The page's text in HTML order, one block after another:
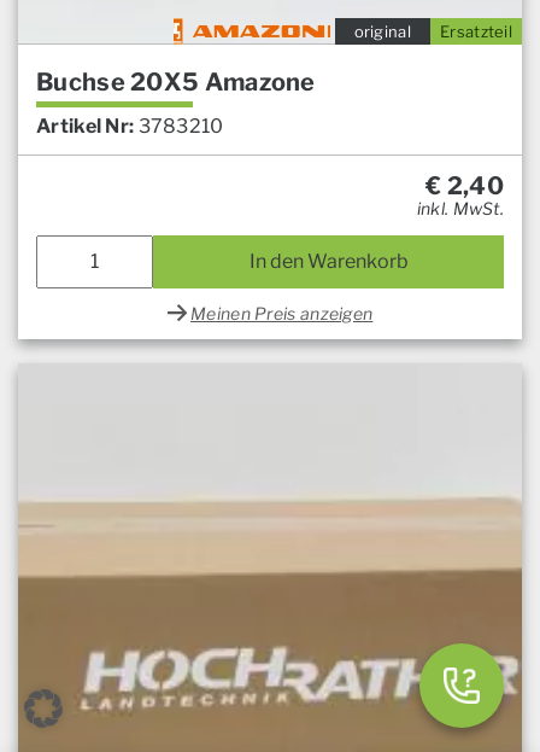
Ersatzteil
original
Buchse 20X5 Amazone
Artikel Nr: 3783210
€ 2,40
inkl. MwSt.
In den Warenkorb
Meinen Preis anzeigen